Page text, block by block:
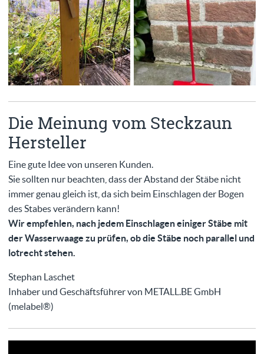
Die Meinung vom Steckzaun
Hersteller
Eine gute Idee von unseren Kunden.
Sie sollten nur beachten, dass der Abstand der Stäbe nicht
immer genau gleich ist, da sich beim Einschlagen der Bogen
des Stabes verändern kann!
Wir empfehlen, nach jedem Einschlagen einiger Stäbe mit
der Wasserwaage zu prüfen, ob die Stäbe noch parallel und
lotrecht stehen.
Stephan Laschet
Inhaber und Geschäftsführer von METALL.BE GmbH
(melabel®)